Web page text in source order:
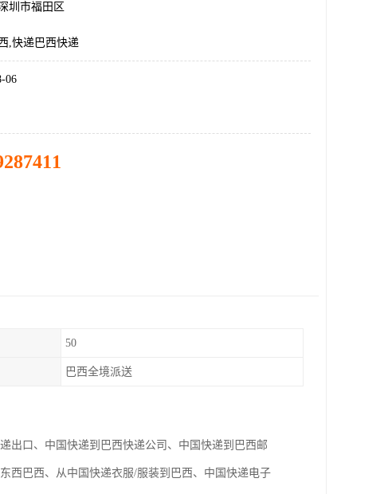
圳市福田区
,快递巴西快递
06
50
巴西全境派送
出口、中国快递到巴西快递公司、中国快递到巴西邮
西巴西、从中国快递衣服/服装到巴西、中国快递电子